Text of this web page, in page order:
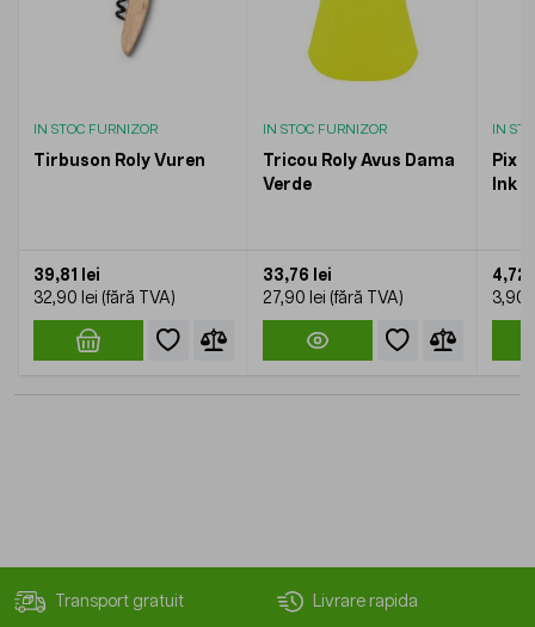
IN STOC FURNIZOR
Tirbuson Roly Vuren
39,81 lei
32,90 lei
IN STOC FURNIZOR
Tricou Roly Avus Dama
Verde
33,76 lei
27,90 lei
IN
Pix
Ink
4,72
3,90
Transport gratuit Livrare rapida